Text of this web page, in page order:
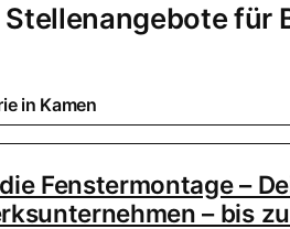
für
in Kamen
Fenstermontage –
– bis